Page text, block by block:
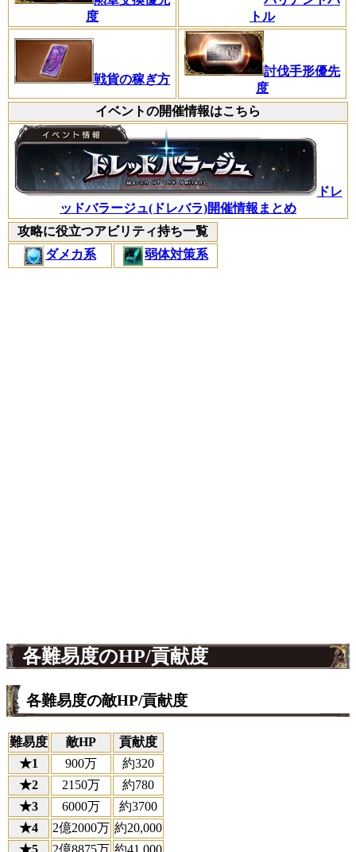
度
トル
戦貨の稼ぎ方
討伐手形優先
度
イベントの開催情報はこちら
ドレ
ッドバラージュ(ドレバラ)開催情報まとめ
攻略に役立つアビリティ持ち一覧
ダメカ系
弱体対策系
各難易度のHP/貢献度
各難易度の敵HP/貢献度
難易度 敵HP
貢献度
★1
900万
約320
★2
2150万
約780
★3
6000万
約3700
★4
2億2000万 約20,000